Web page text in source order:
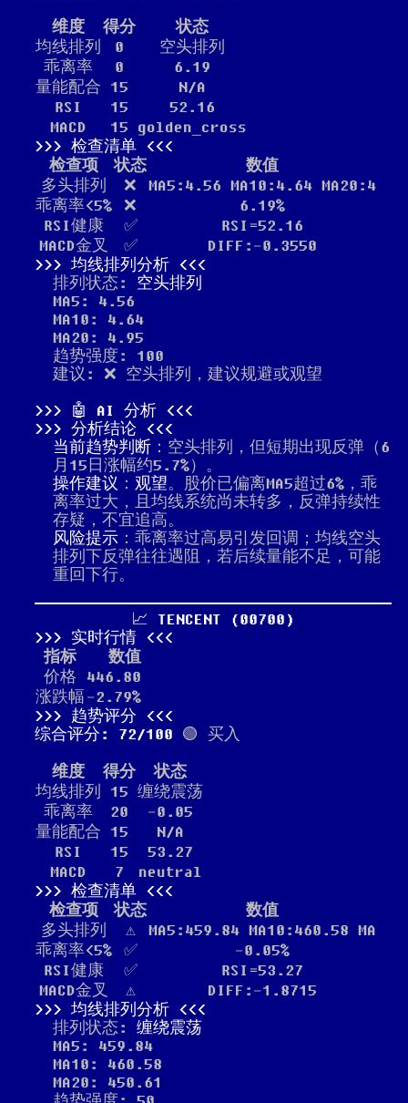
维度 得分
状态
均线排列
0
空头排列
乖离率
0
6.19
量能配合 15
N/A
RSI
15
52.16
MACD
15 golden_cross
检查清单
检查项
状态
数值
多头排列
❌
MA5:4.56 MA10:4.64 MA20:4
乖离率<5%
❌
6.19%
RSI健康
✅
RSI=52.16
MACD金叉
✅
DIFF:-0.3550
均线排列分析
排列状态: 空头排列
MA5: 4.56
MA10: 4.64
MA20: 4.95
趋势强度: 100
建议: ❌ 空头排列，建议规避或观望
🤖 AI 分析
分析结论
当前趋势判断 ：空头排列，但短期出现反弹（6
月15日涨幅约5.7%）。
操作建议 ： 观望。股价已偏离MA5超过6%，乖
离率过大，且均线系统尚未转多，反弹持续性
存疑，不宜追高。
风险提示 ：乖离率过高易引发回调；均线空头
排列下反弹往往遇阻，若后续量能不足，可能
重回下行。
📈 TENCENT (00700)
实时行情
指标
数值
价格
446.80
涨跌幅 -2.79%
趋势评分
综合评分: 72/100 🟢 买入
维度 得分
状态
均线排列
15 缠绕震荡
乖离率
20
-0.05
量能配合 15
N/A
RSI
15
53.27
MACD
7
neutral
检查清单
检查项
状态
数值
多头排列
⚠️
MA5:459.84 MA10:460.58 MA
乖离率<5%
✅
-0.05%
RSI健康
✅
RSI=53.27
MACD金叉
⚠️
DIFF:-1.8715
均线排列分析
排列状态: 缠绕震荡
MA5: 459.84
MA10: 460.58
MA20: 450.61